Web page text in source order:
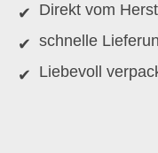
Direkt vom
schnelle
Liebevoll